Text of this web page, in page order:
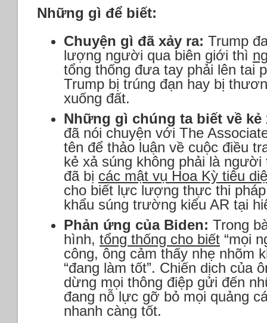
Những gì để biết:
Chuyện gì đã xảy ra: Trump
lượng người qua biên giới thì
tổng thống đưa tay phải lên tai
Trump bị trúng đạn hay bị
xuống đất.
Những gì chúng ta biết về kẻ
đã nói chuyện với The
tên để thảo luận về cuộc điều
kẻ xả súng không phải là
đã bị các mật vụ Hoa Kỳ tiêu
cho biết lực lượng thực thi
khẩu súng trường kiểu AR tại
Phản ứng của Biden: Trong
hình, tổng thống cho biết “mọi
công, ông cảm thấy nhẹ nhõm
“đang làm tốt”. Chiến dịch của
dừng mọi thông điệp gửi đến
đang nỗ lực gỡ bỏ mọi quảng
nhanh càng tốt.